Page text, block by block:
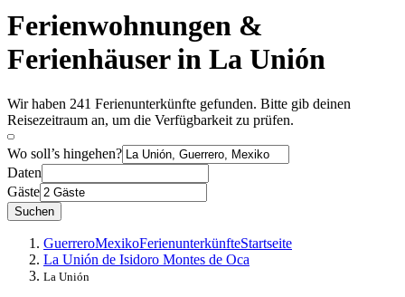
Ferienwohnungen &
Ferienhäuser in La Unión
Wir haben 241 Ferienunterkünfte gefunden. Bitte gib deinen
Reisezeitraum an, um die Verfügbarkeit zu prüfen.
Wo soll’s hingehen?
Daten
Gäste
Suchen
GuerreroMexikoFerienunterkünfteStartseite
La Unión de Isidoro Montes de Oca
La Unión